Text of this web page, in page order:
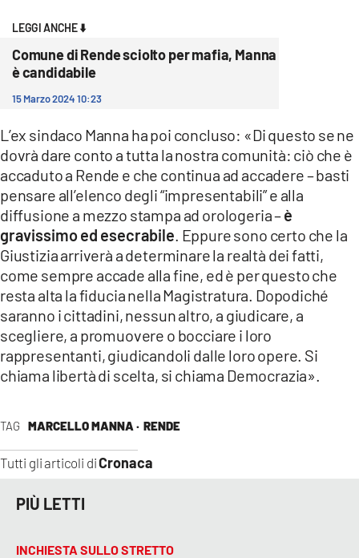
TAG MARCELLO MANNA · RENDE
Tutti gli articoli diCronaca
LEGGI ANCHE ⬇️
Comune di Rende sciolto per mafia, Manna
è candidabile
15 Marzo 2024 10:23
L’ex sindaco Manna ha poi concluso: «Di questo se ne
dovrà dare conto a tutta la nostra comunità: ciò che è
accaduto a Rende e che continua ad accadere – basti
pensare all’elenco degli “impresentabili” e alla
diffusione a mezzo stampa ad orologeria –è
gravissimo ed esecrabile . Eppure sono certo che la
Giustizia arriverà a determinare la realtà dei fatti,
come sempre accade alla fine, ed è per questo che
resta alta la fiducia nella Magistratura. Dopodiché
saranno i cittadini, nessun altro, a giudicare, a
scegliere, a promuovere o bocciare i loro
rappresentanti, giudicandoli dalle loro opere. Si
chiama libertà di scelta, si chiama Democrazia».
PIÙ LETTI
INCHIESTA SULLO STRETTO